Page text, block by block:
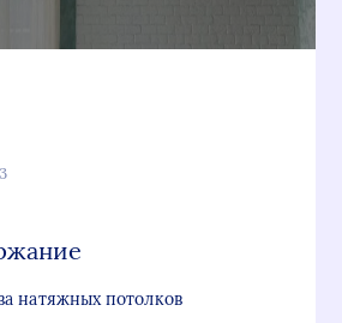
натяжных потолков